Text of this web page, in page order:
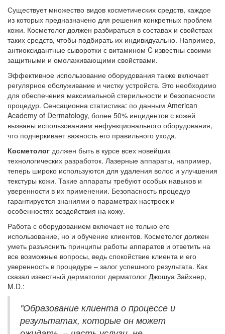
Существует множество видов косметических средств, каждое
из которых предназначено для решения конкретных проблем
кожи. Косметолог должен разбираться в составах и свойствах
таких средств, чтобы подбирать их индивидуально. Например,
антиоксидантные сыворотки с витамином C известны своими
защитными и омолаживающими свойствами.
Эффективное использование оборудования также включает
регулярное обслуживание и чистку устройств. Это необходимо
для обеспечения максимальной стерильности и безопасности
процедур. Сенсационна статистика: по данным American
Academy of Dermatology, более 50% инцидентов с кожей
вызваны использованием нефункционального оборудования,
что подчеркивает важность его правильного ухода.
Косметолог должен быть в курсе всех новейших
технологических разработок. Лазерные аппараты, например,
теперь широко используются для удаления волос и улучшения
текстуры кожи. Такие аппараты требуют особых навыков и
уверенности в их применении. Безопасность процедур
гарантируется знаниями о параметрах настроек и
особенностях воздействия на кожу.
Работа с оборудованием включает не только его
использование, но и обучение клиентов. Косметолог должен
уметь разъяснить принципы работы аппаратов и ответить на
все возможные вопросы, ведь спокойствие клиента и его
уверенность в процедуре – залог успешного результата. Как
сказал известный дерматолог дерматолог Джошуа Зайхнер,
M.D.:
"Образование клиента о процессе и
результатах, которые он может